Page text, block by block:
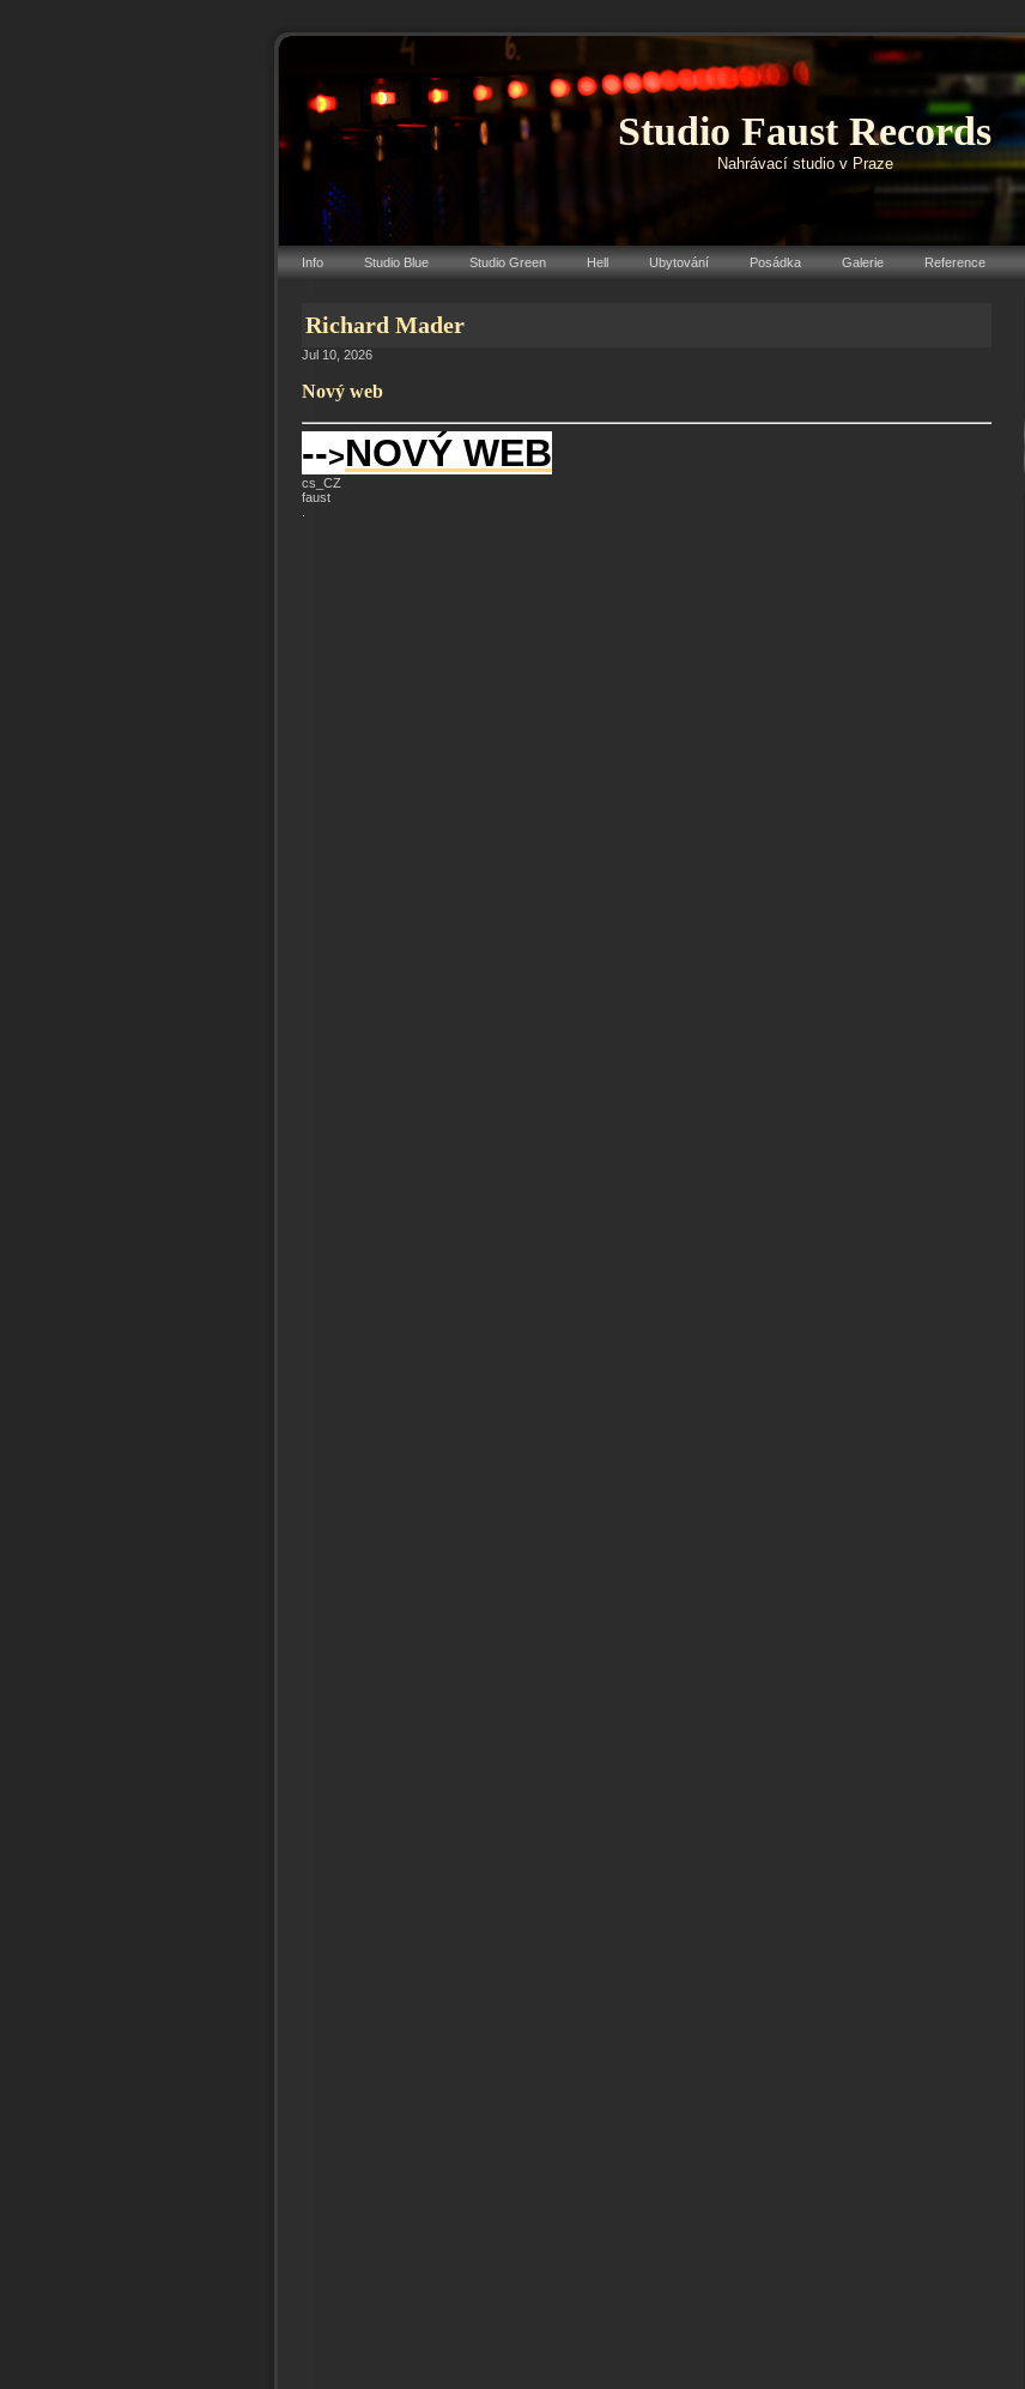
Studio Faust Records
Nahrávací studio v Praze
Info Studio Blue Studio Green Hell Ubytování Posádka Galerie Reference
Richard Mader
Jul 10, 2026
Nový web
-->NOVÝ WEB
cs_CZ
faust